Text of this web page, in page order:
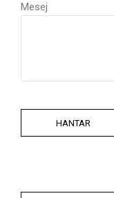
Mesej
HANTAR